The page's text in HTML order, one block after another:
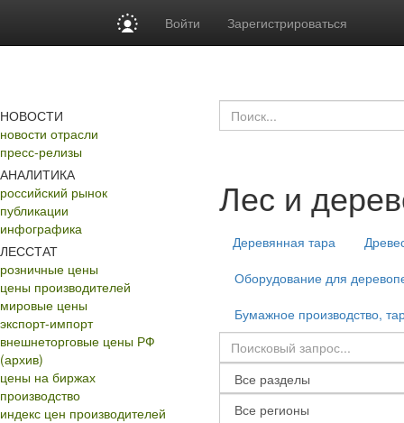
Войти Зарегистрироваться
НОВОСТИ
новости отрасли
пресс-релизы
АНАЛИТИКА
российский рынок
публикации
инфографика
ЛЕССТАТ
розничные цены
цены производителей
мировые цены
экспорт-импорт
внешнеторговые цены РФ
(архив)
цены на биржах
производство
индекс цен производителей
Лес и
Деревянная тара
Оборудование для
Бумажное производство,